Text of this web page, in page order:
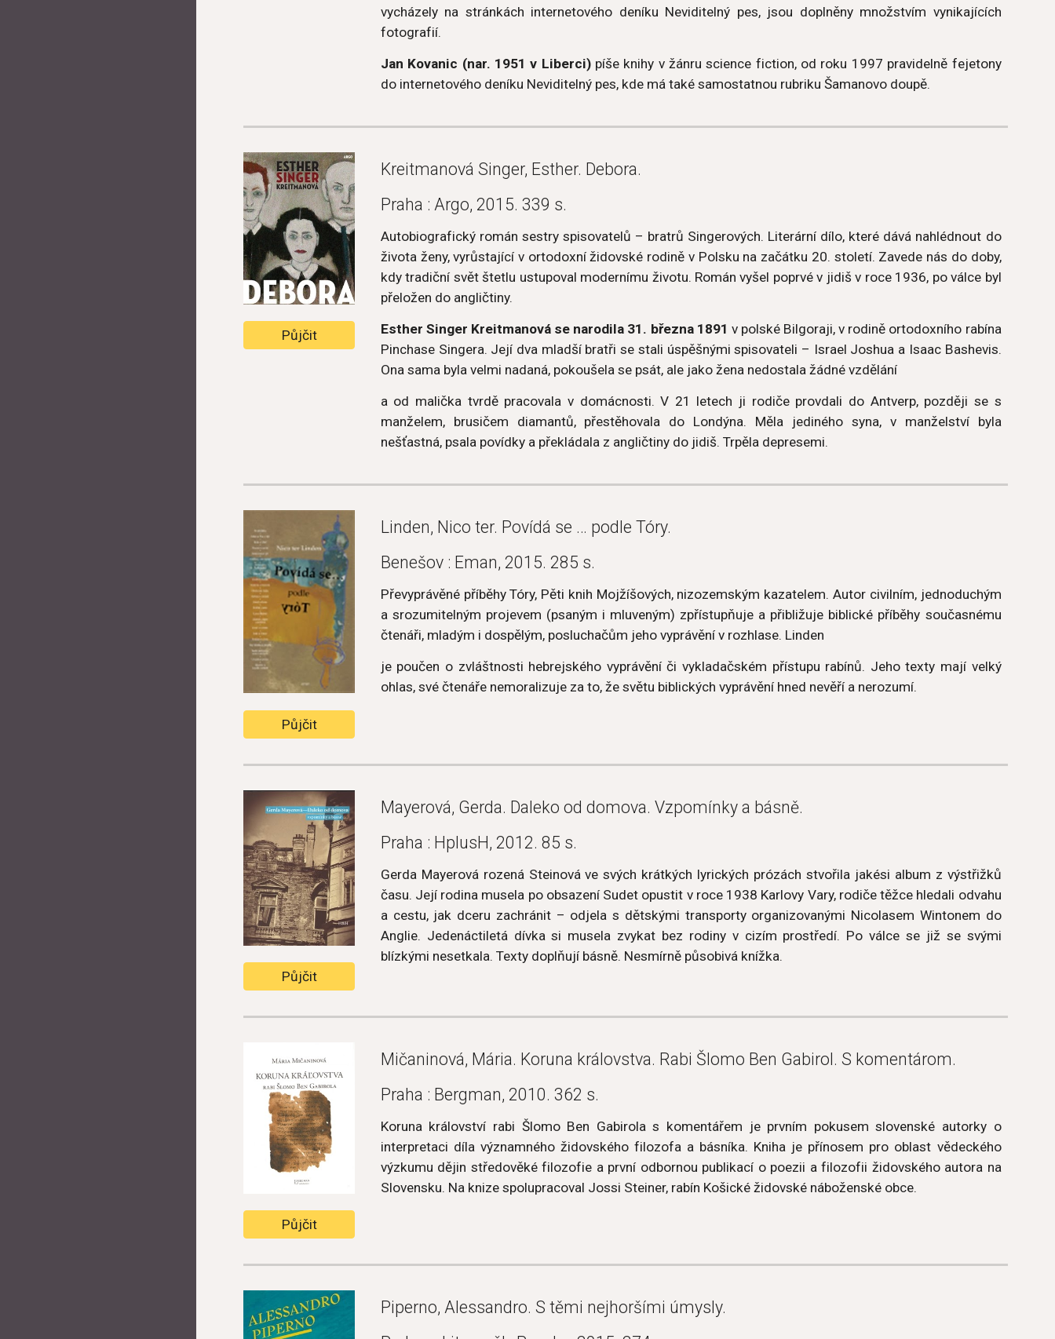
vycházely na stránkách internetového deníku Neviditelný pes, jsou doplněny množstvím vynikajících
fotografií.
Jan Kovanic (nar. 1951 v Liberci)píše knihy v žánru science fiction, od roku 1997 pravidelně fejetony
do internetového deníku Neviditelný pes, kde má také samostatnou rubriku Šamanovo doupě.
Půjčit
Kreitmanová Singer, Esther. Debora.
Praha : Argo, 2015. 339 s.
Autobiografický román sestry spisovatelů – bratrů Singerových. Literární dílo, které dává nahlédnout do
života ženy, vyrůstající v ortodoxní židovské rodině v Polsku na začátku 20. století. Zavede nás do doby,
kdy tradiční svět štetlu ustupoval modernímu životu. Román vyšel poprvé v jidiš v roce 1936, po válce byl
přeložen do angličtiny.
Esther Singer Kreitmanová se narodila 31. března 1891 v polské Bilgoraji, v rodině ortodoxního rabína
Pinchase Singera. Její dva mladší bratři se stali úspěšnými spisovateli – Israel Joshua a Isaac Bashevis.
Ona sama byla velmi nadaná, pokoušela se psát, ale jako žena nedostala žádné vzdělání
a od malička tvrdě pracovala v domácnosti. V 21 letech ji rodiče provdali do Antverp, později se s
manželem, brusičem diamantů, přestěhovala do Londýna. Měla jediného syna, v manželství byla
nešťastná, psala povídky a překládala z angličtiny do jidiš. Trpěla depresemi.
Půjčit
Linden, Nico ter. Povídá se … podle Tóry.
Benešov : Eman, 2015. 285 s.
Převyprávěné příběhy Tóry, Pěti knih Mojžíšových, nizozemským kazatelem. Autor civilním, jednoduchým
a srozumitelným projevem (psaným i mluveným) zpřístupňuje a přibližuje biblické příběhy současnému
čtenáři, mladým i dospělým, posluchačům jeho vyprávění v rozhlase. Linden
je poučen o zvláštnosti hebrejského vyprávění či vykladačském přístupu rabínů. Jeho texty mají velký
ohlas, své čtenáře nemoralizuje za to, že světu biblických vyprávění hned nevěří a nerozumí.
Půjčit
Mayerová, Gerda. Daleko od domova. Vzpomínky a básně.
Praha : HplusH, 2012. 85 s.
Gerda Mayerová rozená Steinová ve svých krátkých lyrických prózách stvořila jakési album z výstřižků
času. Její rodina musela po obsazení Sudet opustit v roce 1938 Karlovy Vary, rodiče těžce hledali odvahu
a cestu, jak dceru zachránit – odjela s dětskými transporty organizovanými Nicolasem Wintonem do
Anglie. Jedenáctiletá dívka si musela zvykat bez rodiny v cizím prostředí. Po válce se již se svými
blízkými nesetkala. Texty doplňují básně. Nesmírně působivá knížka.
Půjčit
Mičaninová, Mária. Koruna královstva. Rabi Šlomo Ben Gabirol. S komentárom.
Praha : Bergman, 2010. 362 s.
Koruna království rabi Šlomo Ben Gabirola s komentářem je prvním pokusem slovenské autorky o
interpretaci díla významného židovského filozofa a básníka. Kniha je přínosem pro oblast vědeckého
výzkumu dějin středověké filozofie a první odbornou publikací o poezii a filozofii židovského autora na
Slovensku. Na knize spolupracoval Jossi Steiner, rabín Košické židovské náboženské obce.
Piperno, Alessandro. S těmi nejhoršími úmysly.